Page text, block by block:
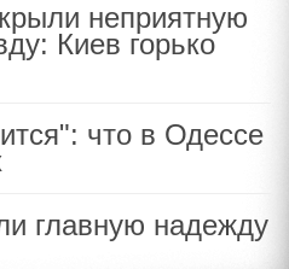
неприятную
Киев горько
что в Одессе
главную надежду